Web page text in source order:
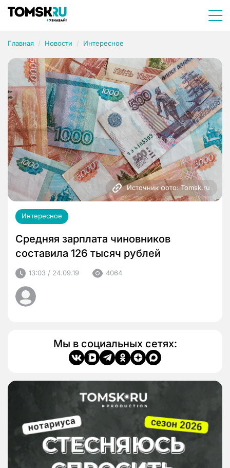
Главная Новости Интересное
Источник фото: Tomsk.ru
Интересное
Средняя зарплата чиновников
составила 126 тысяч рублей
13:03 / 24.09.19 4064
Мы в социальных сетях: